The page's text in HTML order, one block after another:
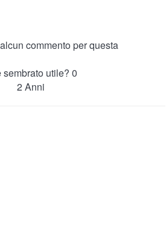
commento per questa
sembrato utile? 0
2 Anni